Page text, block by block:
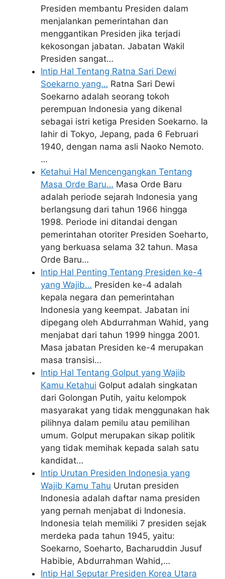
Presiden membantu Presiden dalam
menjalankan pemerintahan dan
menggantikan Presiden jika terjadi
kekosongan jabatan. Jabatan Wakil
Presiden sangat…
Intip Hal Tentang Ratna Sari Dewi
Soekarno yang… Ratna Sari Dewi
Soekarno adalah seorang tokoh
perempuan Indonesia yang dikenal
sebagai istri ketiga Presiden Soekarno. Ia
lahir di Tokyo, Jepang, pada 6 Februari
1940, dengan nama asli Naoko Nemoto.
…
Ketahui Hal Mencengangkan Tentang
Masa Orde Baru… Masa Orde Baru
adalah periode sejarah Indonesia yang
berlangsung dari tahun 1966 hingga
1998. Periode ini ditandai dengan
pemerintahan otoriter Presiden Soeharto,
yang berkuasa selama 32 tahun. Masa
Orde Baru…
Intip Hal Penting Tentang Presiden ke-4
yang Wajib… Presiden ke-4 adalah
kepala negara dan pemerintahan
Indonesia yang keempat. Jabatan ini
dipegang oleh Abdurrahman Wahid, yang
menjabat dari tahun 1999 hingga 2001.
Masa jabatan Presiden ke-4 merupakan
masa transisi…
Intip Hal Tentang Golput yang Wajib
Kamu Ketahui Golput adalah singkatan
dari Golongan Putih, yaitu kelompok
masyarakat yang tidak menggunakan hak
pilihnya dalam pemilu atau pemilihan
umum. Golput merupakan sikap politik
yang tidak memihak kepada salah satu
kandidat…
Intip Urutan Presiden Indonesia yang
Wajib Kamu Tahu Urutan presiden
Indonesia adalah daftar nama presiden
yang pernah menjabat di Indonesia.
Indonesia telah memiliki 7 presiden sejak
merdeka pada tahun 1945, yaitu:
Soekarno, Soeharto, Bacharuddin Jusuf
Habibie, Abdurrahman Wahid,…
Intip Hal Seputar Presiden Korea Utara